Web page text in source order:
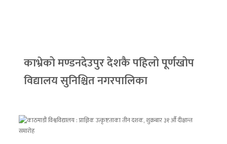
काभ्रेको मण्डनदेउपुर देशकै पहिलो पूर्णखोप
विद्यालय सुनिश्चित नगरपालिका